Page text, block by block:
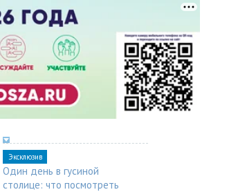
Эксклюзив
Один день в гусиной
столице: что посмотреть